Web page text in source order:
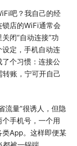
吧？我自己的经
店的WiFi通常会
闭“自动连接”功
定，手机自动连
了个习惯：连接公
账，宁可开自己
流量”很诱人，但隐
手机号，一个用
App。这样即便某